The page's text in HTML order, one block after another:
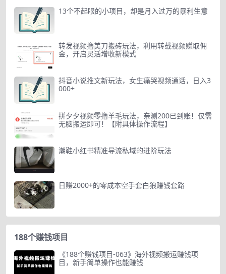
13个不起眼的小项目，却是月入过万的暴利生意
转发视频撸美刀搬砖玩法，利用转载视频赚取佣
金，开启灵活增收新模式
抖音小说推文新玩法，女生痛哭视频通话，日入3
000+
拼夕夕视频零撸羊毛玩法，亲测200已到账！仅需
无脑搬运即可！【附具体操作流程】
潮鞋小红书精准导流私域的进阶玩法
日赚2000+的零成本空手套白狼赚钱套路
188个赚钱项目
《188个赚钱项目-063》海外视频搬运赚钱项
目，新手简单操作也能赚钱